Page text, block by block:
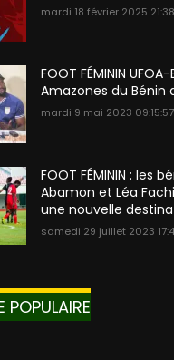
mardi 18 février 2025
FOOT FÉMININ
Amazones du Bénin
mardi 9 mai 2023 09:15:57
FOOT FÉMININ : les
Abamon et Léa
une nouvelle
samedi 29 juillet 2023
POPULAIRE